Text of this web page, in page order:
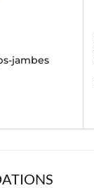
jambes